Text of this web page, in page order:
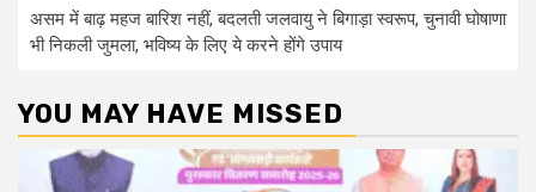
असम में बाढ़ महज बारिश नहीं, बदलती जलवायु ने बिगाड़ा स्वरूप, चुनावी घोषाणा
भी निकली जुमला, भविष्य के लिए ये करने होंगे उपाय
YOU MAY HAVE MISSED